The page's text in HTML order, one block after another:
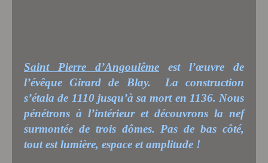
Saint Pierre d’Angoulême est l’œuvre de
l’évêque Girard de Blay.
La construction
s’étala de 1110 jusqu’à sa mort en 1136. Nous
pénétrons à l’intérieur et découvrons la nef
surmontée de trois dômes. Pas de bas côté,
tout est lumière, espace et amplitude !